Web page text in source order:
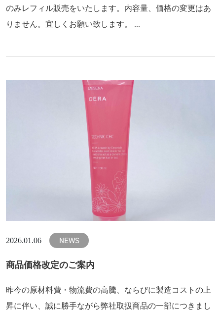
のみレフィル販売をいたします。内容量、価格の変更はあ
りません。宜しくお願い致します。 ...
2026.01.06 NEWS
商品価格改定のご案内
昨今の原材料費・物流費の高騰、ならびに製造コストの上
昇に伴い、誠に勝手ながら弊社取扱商品の一部につきまし